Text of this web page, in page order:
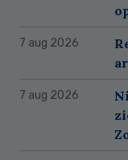
7 aug 2026
7 aug 2026